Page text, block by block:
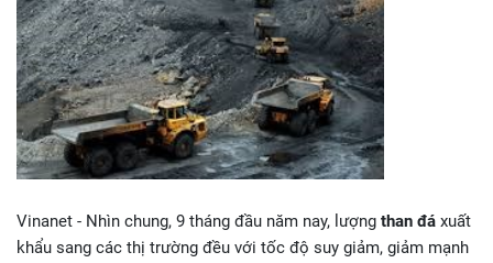
Vinanet - Nhìn chung, 9 tháng đầu năm nay, lượng than đá xuất
khẩu sang các thị trường đều với tốc độ suy giảm, giảm mạnh